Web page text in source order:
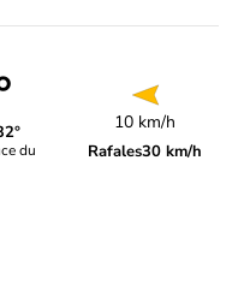
du
10 km/h
Rafales30 km/h